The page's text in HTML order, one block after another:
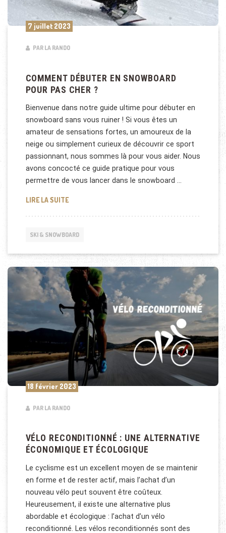
7 juillet 2023
PAR LA RANDO
COMMENT DÉBUTER EN SNOWBOARD
POUR PAS CHER ?
Bienvenue dans notre guide ultime pour débuter en
snowboard sans vous ruiner ! Si vous êtes un
amateur de sensations fortes, un amoureux de la
neige ou simplement curieux de découvrir ce sport
passionnant, nous sommes là pour vous aider. Nous
avons concocté ce guide pratique pour vous
permettre de vous lancer dans le snowboard …
LIRE LA SUITECOMMENT DÉBUTER EN SNOWBOARD POUR PAS
SKI & SNOWBOARD
18 février 2023
PAR LA RANDO
VÉLO RECONDITIONNÉ : UNE ALTERNATIVE
ÉCONOMIQUE ET ÉCOLOGIQUE
Le cyclisme est un excellent moyen de se maintenir
en forme et de rester actif, mais l’achat d’un
nouveau vélo peut souvent être coûteux.
Heureusement, il existe une alternative plus
abordable et écologique : l’achat d’un vélo
reconditionné. Les vélos reconditionnés sont des